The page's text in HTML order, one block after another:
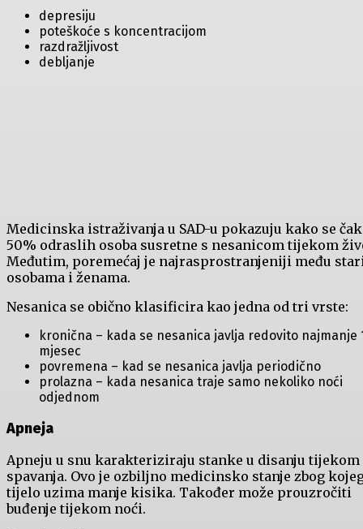
depresiju
poteškoće s koncentracijom
razdražljivost
debljanje
Medicinska istraživanja u SAD-u pokazuju kako se čak
50% odraslih osoba susretne s nesanicom tijekom
Međutim, poremećaj je najrasprostranjeniji među
osobama i ženama.
Nesanica se obično klasificira kao jedna od tri vrste:
kronična – kada se nesanica javlja redovito najmanje
mjesec
povremena – kad se nesanica javlja periodično
prolazna – kada nesanica traje samo nekoliko noći
odjednom
Apneja
Apneju u snu karakteriziraju stanke u disanju tijekom
spavanja. Ovo je ozbiljno medicinsko stanje zbog
tijelo uzima manje kisika. Također može prouzročiti
buđenje tijekom noći.